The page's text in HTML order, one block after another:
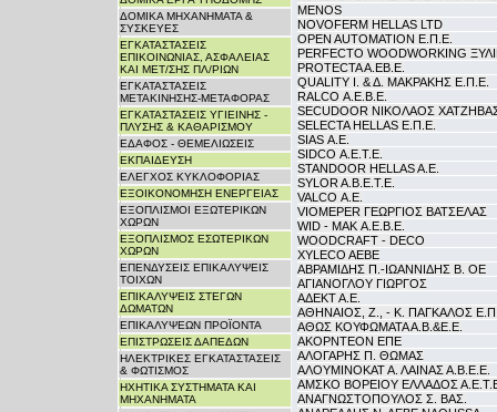
ΔΟΜΙΚΑ ΜΗΧΑΝΗΜΑΤΑ &
ΣΥΣΚΕΥΕΣ
ΕΓΚΑΤΑΣΤΑΣΕΙΣ
ΕΠΙΚΟΙΝΩΝΙΑΣ, ΑΣΦΑΛΕΙΑΣ
ΚΑΙ ΜΕΤ/ΣΗΣ ΠΛ/ΡΙΩΝ
ΕΓΚΑΤΑΣΤΑΣΕΙΣ
ΜΕΤΑΚΙΝΗΣΗΣ-ΜΕΤΑΦΟΡΑΣ
ΕΓΚΑΤΑΣΤΑΣΕΙΣ ΥΓΙΕΙΝΗΣ -
ΠΛΥΣΗΣ & ΚΑΘΑΡΙΣΜΟΥ
ΕΔΑΦΟΣ - ΘΕΜΕΛΙΩΣΕΙΣ
ΕΚΠΑΙΔΕΥΣΗ
ΕΛΕΓΧΟΣ ΚΥΚΛΟΦΟΡΙΑΣ
ΕΞΟΙΚΟΝΟΜΗΣΗ ΕΝΕΡΓΕΙΑΣ
ΕΞΟΠΛΙΣΜΟΙ ΕΞΩΤΕΡΙΚΩΝ
ΧΩΡΩΝ
ΕΞΟΠΛΙΣΜΟΣ ΕΣΩΤΕΡΙΚΩΝ
ΧΩΡΩΝ
ΕΠΕΝΔΥΣΕΙΣ ΕΠΙΚΑΛΥΨΕΙΣ
ΤΟΙΧΩΝ
ΕΠΙΚΑΛΥΨΕΙΣ ΣΤΕΓΩΝ
ΔΩΜΑΤΩΝ
ΕΠΙΚΑΛΥΨΕΩΝ ΠΡΟΪΟΝΤΑ
ΕΠΙΣΤΡΩΣΕΙΣ ΔΑΠΕΔΩΝ
ΗΛΕΚΤΡΙΚΕΣ ΕΓΚΑΤΑΣΤΑΣΕΙΣ
& ΦΩΤΙΣΜΟΣ
ΗΧΗΤΙΚΑ ΣΥΣΤΗΜΑΤΑ ΚΑΙ
ΜΗΧΑΝΗΜΑΤΑ
MENOS
NOVOFERM HELLAS LTD
OPEN AUTOMATION Ε.Π.Ε.
PERFECTO WOODWORKING
PROTECTA A.EB.E.
QUALITY Ι. & Δ. ΜΑΚΡΑΚΗΣ Ε.Π.Ε.
RALCO Α.Ε.Β.Ε.
SECUDOOR ΝΙΚΟΛΑΟΣ
SELECTA HELLAS Ε.Π.Ε.
SIAS Α.Ε.
SIDCO Α.Ε.Τ.Ε.
STANDOOR HELLAS A.E.
SYLOR A.B.E.T.E.
VALCO Α.Ε.
VIOMEPER ΓΕΩΡΓΙΟΣ ΒΑΤΣΕΛΑΣ
WID - MAK Α.Ε.Β.Ε.
WOODCRAFT - DECO
XYLECO AEBE
ΑΒΡΑΜΙΔΗΣ Π.-ΙΩΑΝΝΙΔΗΣ Β. ΟΕ
ΑΓΙΑΝΟΓΛΟΥ ΓΙΩΡΓΟΣ
ΑΔΕΚΤ Α.Ε.
ΑΘΗΝΑΙΟΣ, Ζ., - Κ. ΠΑΓΚΑΛΟΣ
ΑΘΩΣ ΚΟΥΦΩΜΑΤΑ Α.Β.&Ε.Ε.
ΑΚΟΡΝΤΕΟΝ ΕΠΕ
ΑΛΟΓΑΡΗΣ Π. ΘΩΜΑΣ
ΑΛΟΥΜΙΝΟΚΑΤ Α. ΛΑΙΝΑΣ Α.Β.Ε.Ε.
ΑΜΣΚΟ ΒΟΡΕΙΟΥ ΕΛΛΑΔΟΣ
ΑΝΑΓΝΩΣΤΟΠΟΥΛΟΣ Σ. ΒΑΣ.